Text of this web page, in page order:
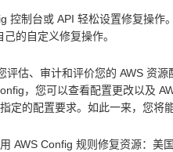
控制台或 API 轻松设置修复操
的自定义修复操作。
评估、审计和评价您的 AWS 资
，您可以查看配置更改以及
定的配置要求。如此一来，您将
AWS Config 规则修复资源：美